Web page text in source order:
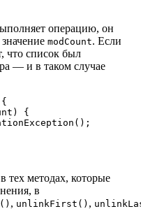
операцию, он
modCount. Если
что список был
— и в таком случае
{
тех методах, которые
в
, unlinkFirst() ,